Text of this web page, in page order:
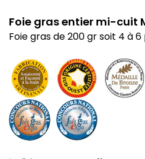
Foie gras entier mi-cuit
Foie gras de 200 gr soit 4 à 6